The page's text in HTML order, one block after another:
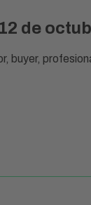
de
buyer,